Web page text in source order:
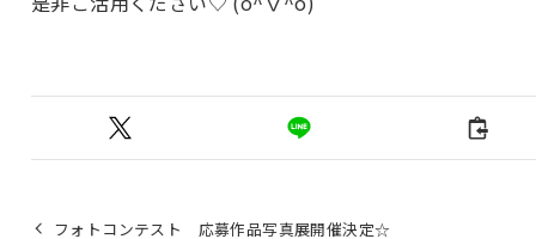
フォトコンテスト 応募作品写真展開催決定☆